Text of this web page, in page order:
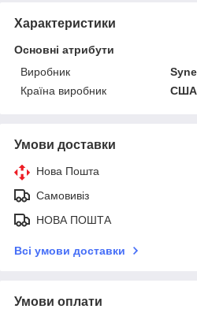
Характеристики
Основні атрибути
Виробник
Країна виробник
США
Умови доставки
Нова Пошта
Самовивіз
НОВА ПОШТА
Всі умови доставки
Умови оплати